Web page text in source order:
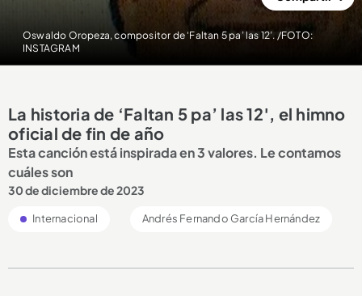
Oswaldo Oropeza, compositor de ‘Faltan 5 pa’ las 12’. /FOTO:
INSTAGRAM
La historia de ‘Faltan 5 pa’ las 12′, el himno
oficial de fin de año
Esta canción está inspirada en 3 valores. Le contamos
cuáles son
30 de diciembre de 2023
Internacional Andrés Fernando García Hernández